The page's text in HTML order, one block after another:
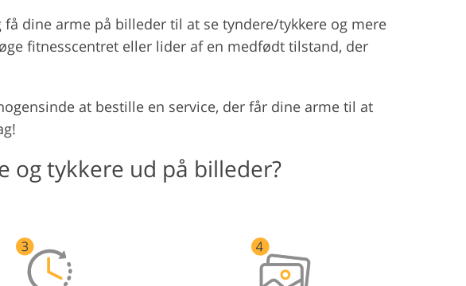
dine arme på billeder til at se tyndere/tykkere og mere
fitnesscentret eller lider af en medfødt tilstand, der
at bestille en service, der får dine arme til at
og tykkere ud på billeder?